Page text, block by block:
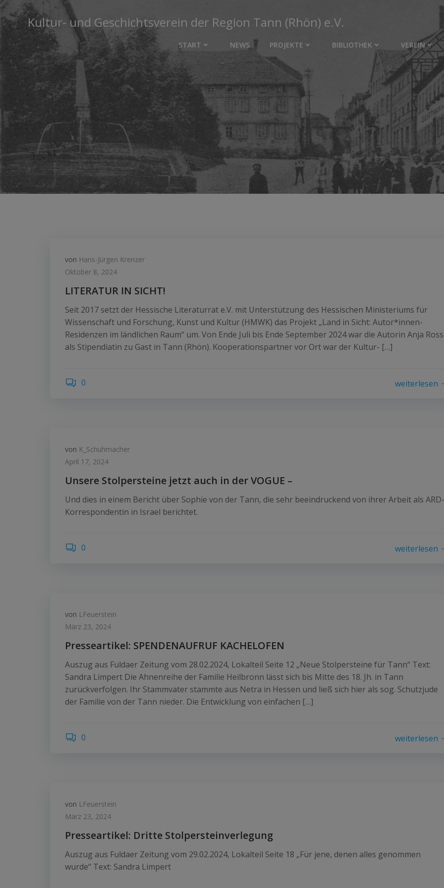
Zum
Inhalt
springenKultur- und Geschichtsverein der Region Tann (Rhön) e.V.
START NEWS PROJEKTE BIBLIOTHEK VEREIN
von Hans-Jürgen Krenzer
Oktober 8, 2024
LITERATUR IN SICHT!
Seit 2017 setzt der Hessische Literaturrat e.V. mit Unterstützung des Hessischen Ministeriums für
Wissenschaft und Forschung, Kunst und Kultur (HMWK) das Projekt „Land in Sicht: Autor*innen-
Residenzen im ländlichen Raum“ um. Von Ende Juli bis Ende September 2024 war die Autorin Anja Ross
als Stipendiatin zu Gast in Tann (Rhön). Kooperationspartner vor Ort war der Kultur- […]
0 weiterlesen
von K_Schuhmacher
April 17, 2024
Unsere Stolpersteine jetzt auch in der VOGUE –
Und dies in einem Bericht über Sophie von der Tann, die sehr beeindruckend von ihrer Arbeit als ARD-
Korrespondentin in Israel berichtet.
0 weiterlesen
von LFeuerstein
März 23, 2024
Presseartikel: SPENDENAUFRUF KACHELOFEN
Auszug aus Fuldaer Zeitung vom 28.02.2024, Lokalteil Seite 12 „Neue Stolpersteine für Tann“ Text:
Sandra Limpert Die Ahnenreihe der Familie Heilbronn lässt sich bis Mitte des 18. Jh. in Tann
zurückverfolgen. Ihr Stammvater stammte aus Netra in Hessen und ließ sich hier als sog. Schutzjude
der Familie von der Tann nieder. Die Entwicklung von einfachen […]
0 weiterlesen
von LFeuerstein
März 23, 2024
Presseartikel: Dritte Stolpersteinverlegung
Auszug aus Fuldaer Zeitung vom 29.02.2024, Lokalteil Seite 18 „Für jene, denen alles genommen
wurde“ Text: Sandra Limpert